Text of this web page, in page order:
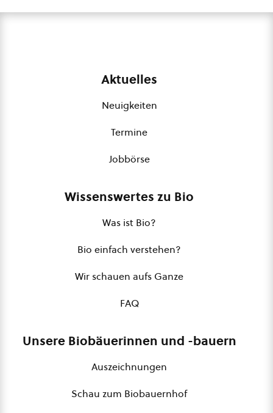
Aktuelles
Neuigkeiten
Termine
Jobbörse
Wissenswertes zu Bio
Was ist Bio?
Bio einfach verstehen?
Wir schauen aufs Ganze
FAQ
Unsere Biobäuerinnen und -bauern
Auszeichnungen
Schau zum Biobauernhof